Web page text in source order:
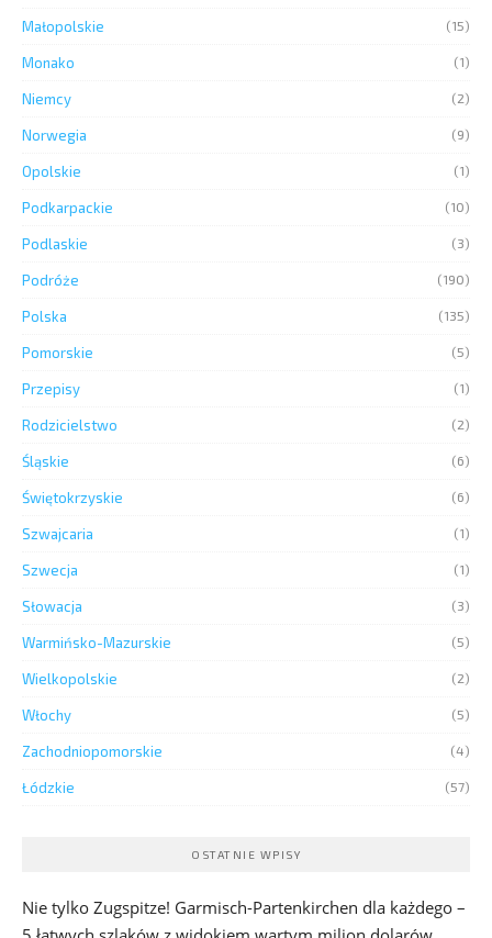
Małopolskie (15)
Monako (1)
Niemcy (2)
Norwegia (9)
Opolskie (1)
Podkarpackie (10)
Podlaskie (3)
Podróże (190)
Polska (135)
Pomorskie (5)
Przepisy (1)
Rodzicielstwo (2)
Śląskie (6)
Świętokrzyskie (6)
Szwajcaria (1)
Szwecja (1)
Słowacja (3)
Warmińsko-Mazurskie (5)
Wielkopolskie (2)
Włochy (5)
Zachodniopomorskie (4)
Łódzkie (57)
OSTATNIE WPISY
Nie tylko Zugspitze! Garmisch-Partenkirchen dla każdego –